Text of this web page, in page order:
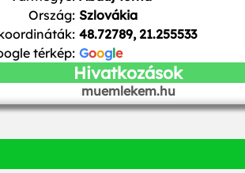
Ország: Szlovákia
48.72789, 21.255533
térkép: Google
Hivatkozások
muemlekem.hu